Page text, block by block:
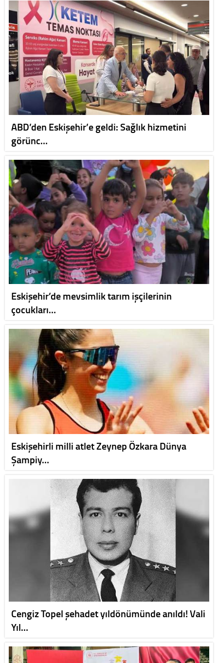
ABD’den Eskişehir’e geldi: Sağlık hizmetini
görünc…
Eskişehir’de mevsimlik tarım işçilerinin
çocukları…
Eskişehirli milli atlet Zeynep Özkara Dünya
Şampiy…
Cengiz Topel şehadet yıldönümünde anıldı! Vali
Yıl…